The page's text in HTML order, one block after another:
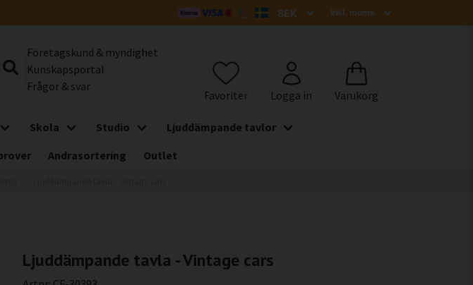
Företagskund & myndighet
Kunskapsportal
Frågor & svar
Skola Studio
Ljuddämpande tavlor
Andrasortering Outlet
Ljuddämpande tavla - Vintage cars